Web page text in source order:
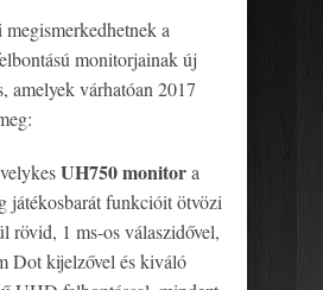
a
monitorjainak új
amelyek várhatóan 2017
UH750 monitora
játékosbarát funkcióit ötvözi
rövid, 1 ms-os válaszidővel,
Dot kijelzővel és kiváló